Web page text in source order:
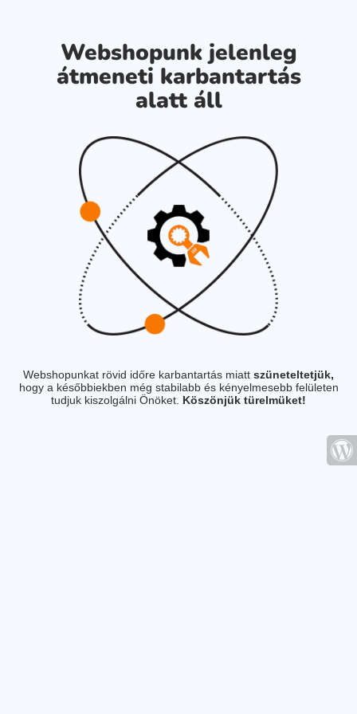
Webshopunk jelenleg
átmeneti karbantartás
alatt áll
Webshopunkat rövid időre karbantartás miatt szüneteltetjük,
hogy a későbbiekben még stabilabb és kényelmesebb felületen
tudjuk kiszolgálni Önöket. Köszönjük türelmüket!